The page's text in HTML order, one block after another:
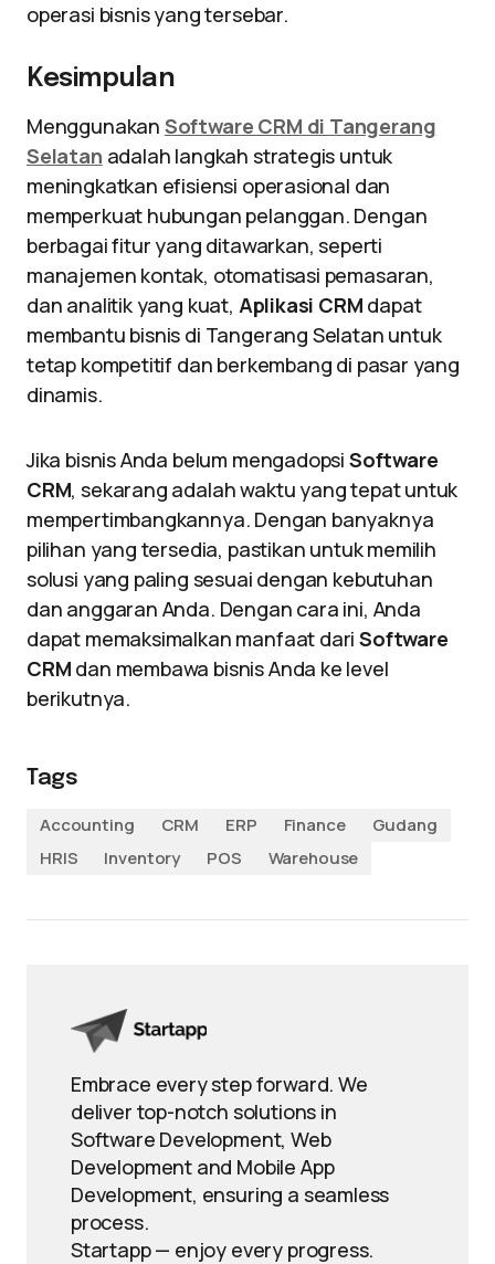
operasi bisnis yang tersebar.
Kesimpulan
Menggunakan Software CRM di Tangerang
Selatan adalah langkah strategis untuk
meningkatkan efisiensi operasional dan
memperkuat hubungan pelanggan. Dengan
berbagai fitur yang ditawarkan, seperti
manajemen kontak, otomatisasi pemasaran,
dan analitik yang kuat, Aplikasi CRM dapat
membantu bisnis di Tangerang Selatan untuk
tetap kompetitif dan berkembang di pasar yang
dinamis.
Jika bisnis Anda belum mengadopsi Software
CRM, sekarang adalah waktu yang tepat untuk
mempertimbangkannya. Dengan banyaknya
pilihan yang tersedia, pastikan untuk memilih
solusi yang paling sesuai dengan kebutuhan
dan anggaran Anda. Dengan cara ini, Anda
dapat memaksimalkan manfaat dariSoftware
CRM dan membawa bisnis Anda ke level
berikutnya.
Tags
Accounting
CRM ERP Finance
Gudang
HRIS
Inventory POS Warehouse
Embrace every step forward. We
deliver top-notch solutions in
Software Development, Web
Development and Mobile App
Development, ensuring a seamless
process.
Startapp — enjoy every progress.